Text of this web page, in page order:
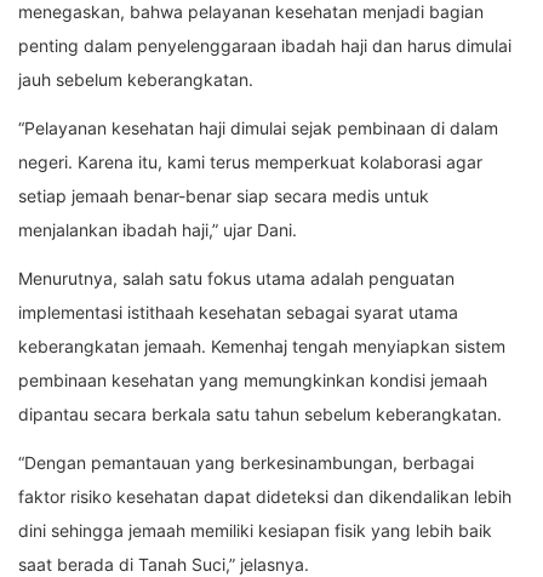
menegaskan, bahwa pelayanan kesehatan menjadi bagian
penting dalam penyelenggaraan ibadah haji dan harus dimulai
jauh sebelum keberangkatan.
“Pelayanan kesehatan haji dimulai sejak pembinaan di dalam
negeri. Karena itu, kami terus memperkuat kolaborasi agar
setiap jemaah benar-benar siap secara medis untuk
menjalankan ibadah haji,” ujar Dani.
Menurutnya, salah satu fokus utama adalah penguatan
implementasi istithaah kesehatan sebagai syarat utama
keberangkatan jemaah. Kemenhaj tengah menyiapkan sistem
pembinaan kesehatan yang memungkinkan kondisi jemaah
dipantau secara berkala satu tahun sebelum keberangkatan.
“Dengan pemantauan yang berkesinambungan, berbagai
faktor risiko kesehatan dapat dideteksi dan dikendalikan lebih
dini sehingga jemaah memiliki kesiapan fisik yang lebih baik
saat berada di Tanah Suci,” jelasnya.